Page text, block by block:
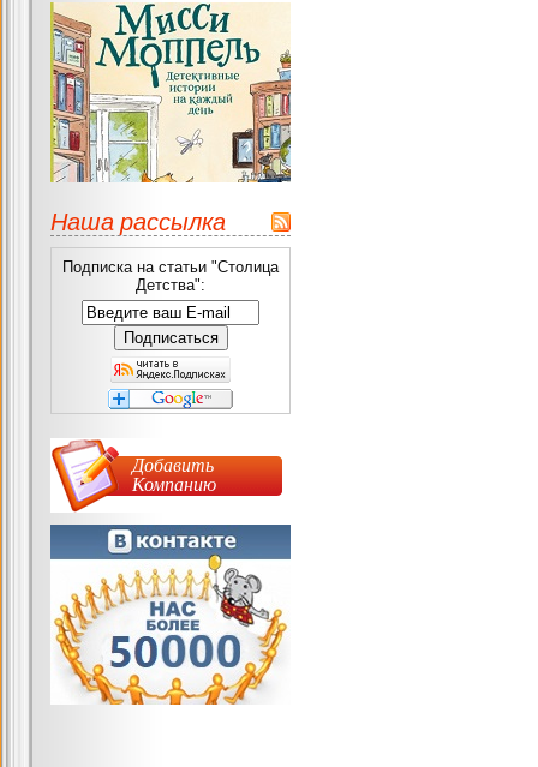
Наша рассылка
Подписка на статьи "Столица
Детства":
Добавить
Компанию